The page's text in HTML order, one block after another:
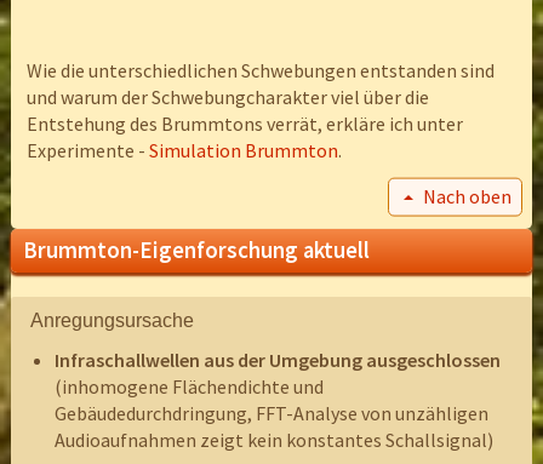
Wie die unterschiedlichen Schwebungen entstanden sind
und warum der Schwebungcharakter viel über die
Entstehung des Brummtons verrät, erkläre ich unter
Experimente - Simulation Brummton.
Nach oben
Brummton-Eigenforschung aktuell
Anregungsursache
Infraschallwellen aus der Umgebung ausgeschlossen
(inhomogene Flächendichte und
Gebäudedurchdringung, FFT-Analyse von unzähligen
Audioaufnahmen zeigt kein konstantes Schallsignal)